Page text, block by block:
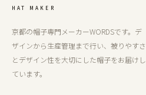
HAT MAKER
京都の帽子専門メーカーWORDSです。デ
ザインから生産管理まで行い、被りやすさ
とデザイン性を大切にした帽子をお届けし
ています。